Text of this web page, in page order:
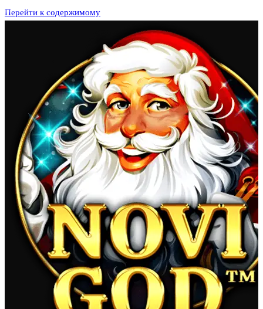
Перейти к содержимому